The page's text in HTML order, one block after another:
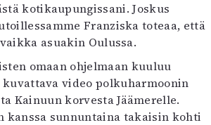
kotikaupungissani. Joskus
Franziska toteaa, että
asuakin Oulussa.
omaan ohjelmaan kuuluu
video polkuharmoonin
Kainuun korvesta Jäämerelle.
kanssa sunnuntaina takaisin kohti